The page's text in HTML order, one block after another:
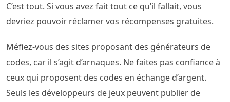
C’est tout. Si vous avez fait tout ce qu’il fallait, vous
devriez pouvoir réclamer vos récompenses gratuites.
Méfiez-vous des sites proposant des générateurs de
codes, car il s’agit d’arnaques. Ne faites pas confiance à
ceux qui proposent des codes en échange d’argent.
Seuls les développeurs de jeux peuvent publier de